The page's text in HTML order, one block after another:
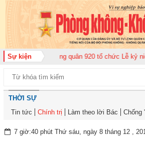
Sự kiện
đoàn Không quân 920 tổ chức Lễ kỷ niệm
THỜI SỰ
Tin tức
Chính trị Làm theo lời Bác Chống
7 giờ:40 phút Thứ sáu, ngày 8 tháng 12 ,